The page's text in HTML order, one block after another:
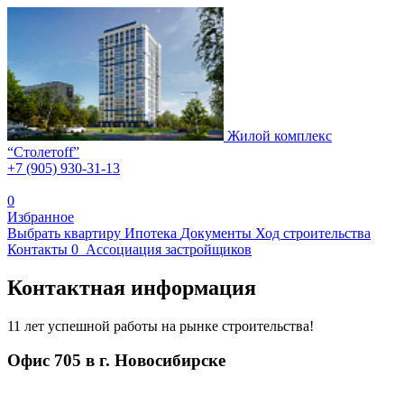
Жилой комплекс
“Столетоff”
+7 (905) 930-31-13
0
Избранное
Выбрать квартиру Ипотека Документы Ход строительства
Контакты 0 Ассоциация застройщиков
Контактная информация
11 лет успешной работы на рынке строительства!
Офис 705 в г. Новосибирске